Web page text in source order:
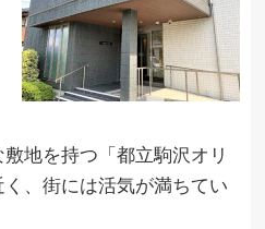
地を持つ「都立駒沢オリ
、街には活気が満ちてい